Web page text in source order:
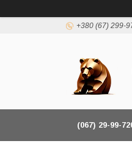
+380 (67) 299-
(067) 29-99-